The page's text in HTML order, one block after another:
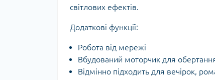
світлових ефектів.
Додаткові функції:
Робота від мережі
Вбудований моторчик для
Відмінно підходить для вечірок,